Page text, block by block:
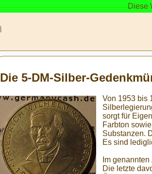
Die 5-DM-Silber-
Von 1953 bis
sorgt für
Farbton
Substanzen.
Es sind
Im
Die letzte
Diese